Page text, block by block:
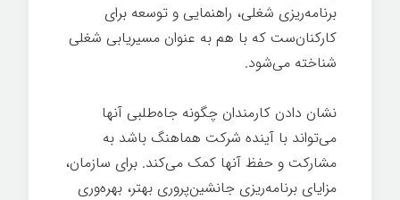
برنامه‌ریزی شغلی، راهنمایی و توسعه برای
کارکنان‌ست که با هم به عنوان مسیریابی شغلی
شناخته می‌شود.
نشان دادن کارمندان چگونه جاه‌طلبی آنها
می‌تواند با آینده شرکت هماهنگ باشد به
مشارکت و حفظ آنها کمک می‌کند. برای سازمان،
مزایای برنامه‌ریزی جانشین‌پروری بهتر، بهره‌وری